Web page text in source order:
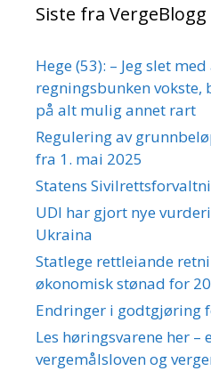
Siste fra VergeBlogg
Hege (53): – Jeg slet
regningsbunken vokste,
på alt mulig annet rart
Regulering av
fra 1. mai 2025
Statens
UDI har gjort nye
Ukraina
Statlege rettleiande
økonomisk stønad for
Endringer i godtgjøring
Les høringsvarene her –
vergemålsloven og